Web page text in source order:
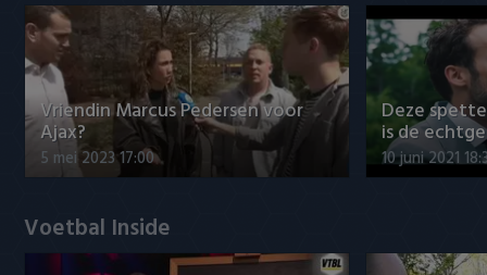
Vriendin Marcus Pedersen voor
Ajax?
5 mei 2023 17:00
Deze
is de
10 juni 2021
Voetbal Inside